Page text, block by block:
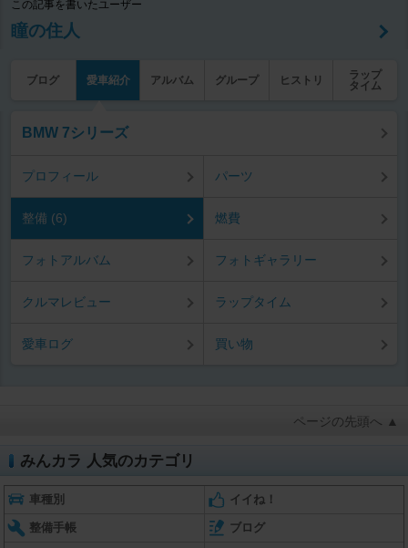
この記事を書いたユーザー
瞳の住人
ブログ 愛車紹介 アルバム グループ ヒストリ
ラップ
タイム
BMW 7シリーズ
プロフィール パーツ
整備 (6) 燃費
フォトアルバム フォトギャラリー
クルマレビュー ラップタイム
愛車ログ 買い物
ページの先頭へ ▲
みんカラ 人気のカテゴリ
車種別 イイね！
整備手帳 ブログ